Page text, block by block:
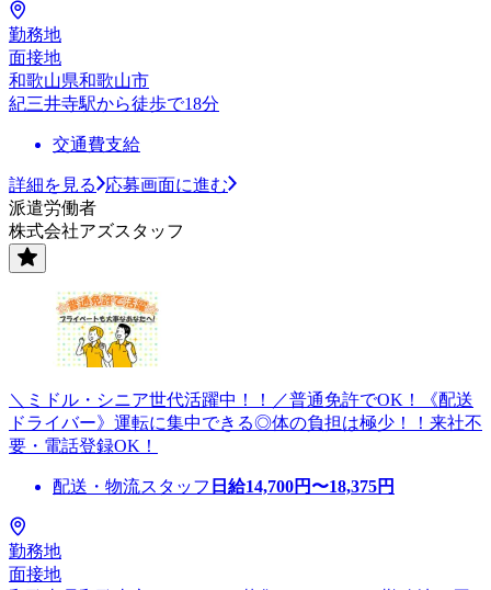
勤務地
面接地
和歌山県和歌山市
紀三井寺駅から徒歩で18分
交通費支給
詳細を見る
応募画面に進む
派遣労働者
株式会社アズスタッフ
＼ミドル・シニア世代活躍中！！／普通免許でOK！《配送
ドライバー》運転に集中できる◎体の負担は極少！！来社不
要・電話登録OK！
配送・物流スタッフ 日給14,700円〜18,375円
勤務地
面接地